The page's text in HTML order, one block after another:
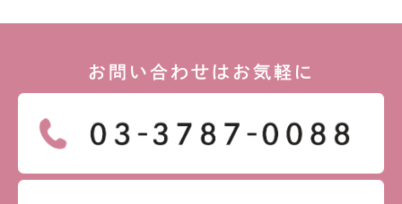
お問い合わせはお気軽に